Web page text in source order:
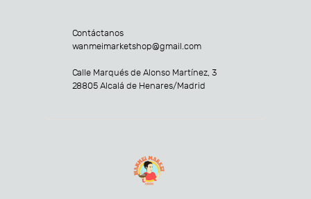
Contáctanos
wanmeimarketshop@gmail.com
Calle Marqués de Alonso Martínez, 3
28805 Alcalá de Henares/Madrid